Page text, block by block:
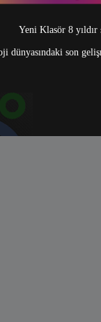
Yeni Klasör 8
dünyasındaki son